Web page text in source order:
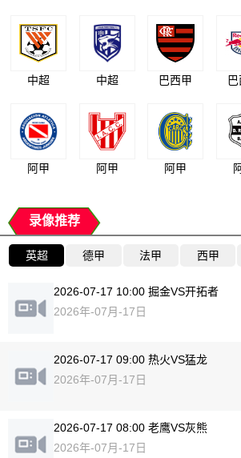
中超 中超 巴西甲
阿甲 阿甲 阿甲
录像推荐
英超 德甲 法甲 西甲
2026-07-17 10:00 掘金VS开拓者
2026年-07月-17日
2026-07-17 09:00 热火VS猛龙
2026年-07月-17日
2026-07-17 08:00 老鹰VS灰熊
2026年-07月-17日